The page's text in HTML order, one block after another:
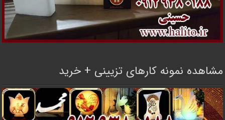
مشاهده نمونه کارهای تزیینی + خرید